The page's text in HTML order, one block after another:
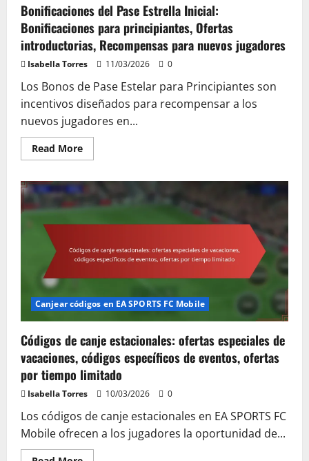
Bonificaciones del Pase Estrella Inicial:
Bonificaciones para principiantes, Ofertas
introductorias, Recompensas para nuevos jugadores
Isabella Torres 11/03/2026 0
Los Bonos de Pase Estelar para Principiantes son
incentivos diseñados para recompensar a los
nuevos jugadores en...
Read MoreRead
more
Pase
Estrella
Bonificaciones
Ofertas
introductorias,
para
jugadores
Canjear códigos en EA SPORTS FC Mobile
Códigos de canje estacionales: ofertas especiales de
vacaciones, códigos específicos de eventos, ofertas
por tiempo limitado
Isabella Torres 10/03/2026 0
Los códigos de canje estacionales en EA SPORTS FC
Mobile ofrecen a los jugadores la oportunidad de...